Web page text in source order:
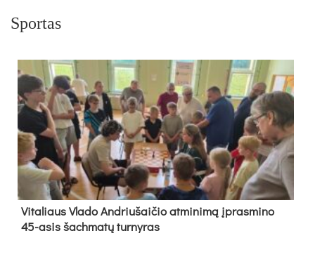
Sportas
Vi­ta­liaus Vla­do And­riu­šai­čio at­mi­ni­mą įpras­mi­no
45-asis šach­ma­tų tur­ny­ras